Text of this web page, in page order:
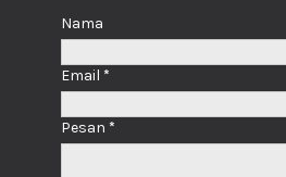
Nama
Email *
Pesan *